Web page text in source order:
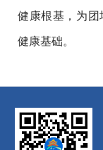
健康根基，为
健康基础。